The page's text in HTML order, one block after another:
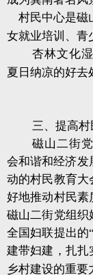
村民中心是磁
女就业培训、青
杏林文化
夏日纳凉的好去
三、提高
磁山二街
会和谐和经济发
动的村民教育大
好地推动村民素
磁山二街党组织
全国妇联提出的
建带妇建，扎扎
乡村建设的重要